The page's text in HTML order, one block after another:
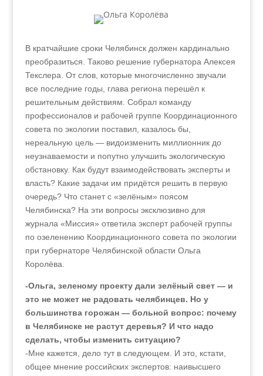
В кратчайшие сроки Челябинск должен кардинально
преобразиться. Таково решение губернатора Алексея
Текслера. От слов, которые многочисленно звучали
все последние годы, глава региона перешёл к
решительным действиям. Собрал команду
профессионалов и рабочей группе Координационного
совета по экологии поставил, казалось бы,
нереальную цель — видоизменить миллионник до
неузнаваемости и попутно улучшить экологическую
обстановку. Как будут взаимодействовать эксперты и
власть? Какие задачи им придётся решить в первую
очередь? Что станет с «зелёным» поясом
Челябинска? На эти вопросы эксклюзивно для
журнала «Миссия» ответила эксперт рабочей группы
по озеленению Координационного совета по экологии
при губернаторе Челябинской области Ольга
Королёва.
-Ольга, зеленому проекту дали зелёный свет — и
это не может не радовать челябинцев. Но у
большинства горожан — больной вопрос: почему
в Челябинске не растут деревья? И что надо
сделать, чтобы изменить ситуацию?
-Мне кажется, дело тут в следующем. И это, кстати,
общее мнение российских экспертов: наивысшего